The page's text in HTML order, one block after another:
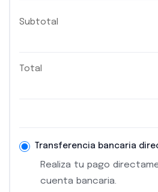
Subtotal
Total
Transferencia bancaria
Realiza tu pago
cuenta bancaria.